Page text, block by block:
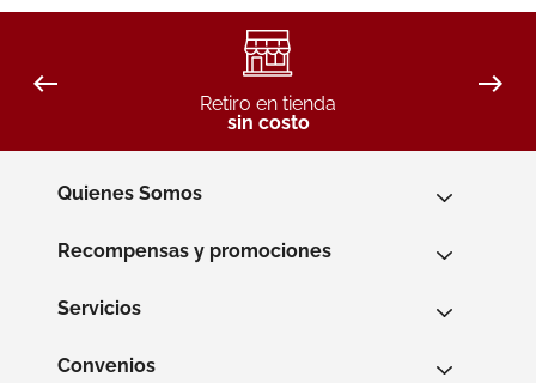
Retiro en tienda
sin costo
Quienes Somos
Recompensas y promociones
Servicios
Convenios